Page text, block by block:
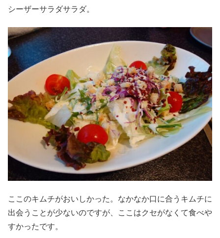
シーザーサラダサラダ。
ここのキムチがおいしかった。なかなか口に合うキムチに
出会うことが少ないのですが、ここはクセがなくて食べや
すかったです。